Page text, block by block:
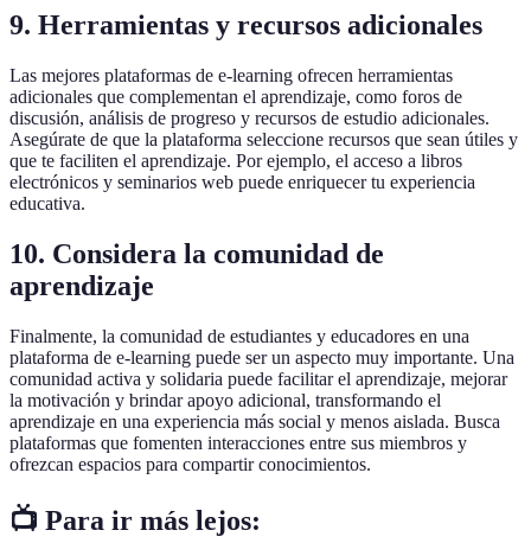
9. Herramientas y recursos adicionales
Las mejores plataformas de e-learning ofrecen herramientas
adicionales que complementan el aprendizaje, como foros de
discusión, análisis de progreso y recursos de estudio adicionales.
Asegúrate de que la plataforma seleccione recursos que sean útiles y
que te faciliten el aprendizaje. Por ejemplo, el acceso a libros
electrónicos y seminarios web puede enriquecer tu experiencia
educativa.
10. Considera la comunidad de
aprendizaje
Finalmente, la comunidad de estudiantes y educadores en una
plataforma de e-learning puede ser un aspecto muy importante. Una
comunidad activa y solidaria puede facilitar el aprendizaje, mejorar
la motivación y brindar apoyo adicional, transformando el
aprendizaje en una experiencia más social y menos aislada. Busca
plataformas que fomenten interacciones entre sus miembros y
ofrezcan espacios para compartir conocimientos.
📺 Para ir más lejos: